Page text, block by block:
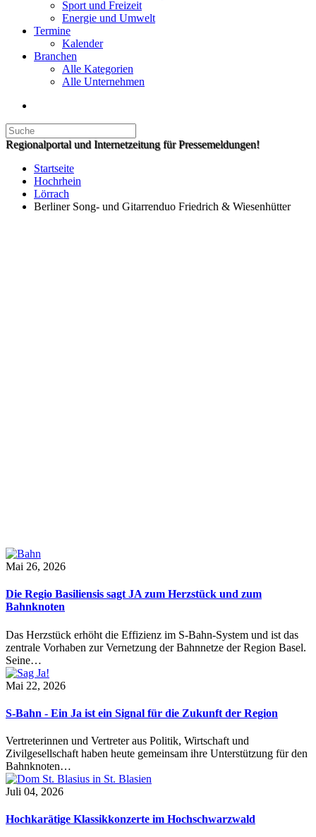
Sport und Freizeit
Energie und Umwelt
Termine
Kalender
Branchen
Alle Kategorien
Alle Unternehmen
Regionalportal und Internetzeitung für Pressemeldungen!
Startseite
Hochrhein
Lörrach
Berliner Song- und Gitarrenduo Friedrich & Wiesenhütter
Mai 26, 2026
Die Regio Basiliensis sagt JA zum Herzstück und zum
Bahnknoten
Das Herzstück erhöht die Effizienz im S-Bahn-System und ist das
zentrale Vorhaben zur Vernetzung der Bahnnetze der Region Basel.
Seine…
Mai 22, 2026
S-Bahn - Ein Ja ist ein Signal für die Zukunft der Region
Vertreterinnen und Vertreter aus Politik, Wirtschaft und
Zivilgesellschaft haben heute gemeinsam ihre Unterstützung für den
Bahnknoten…
Juli 04, 2026
Hochkarätige Klassikkonzerte im Hochschwarzwald